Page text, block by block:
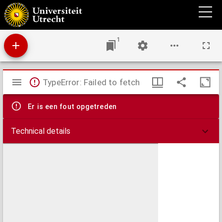
[Beschryvinge der stadt Utrecht].
1
Mirador
viewer
TypeError: Failed to fetch
Er is een fout opgetreden
Technical details